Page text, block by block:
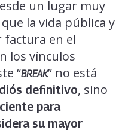
un lugar muy
la vida pública y
factura en el
los vínculos
“BREAK” no está
definitivo, sino
para
su mayor